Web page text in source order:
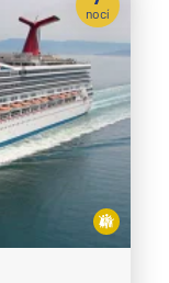
nocí